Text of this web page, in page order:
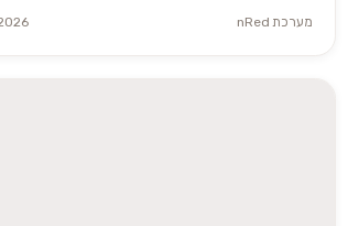
מערכת nRed